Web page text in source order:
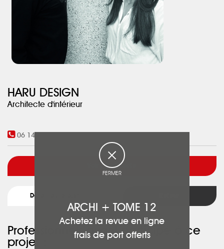
HARU DESIGN
Architecte d'intérieur
06 14 30 52 94
Voir l'architecte
Détail du projet
Professionnels ayant participé à ce
projet :
FERMER
ARCHI + TOME 12
Achetez la revue en ligne
frais de port offerts